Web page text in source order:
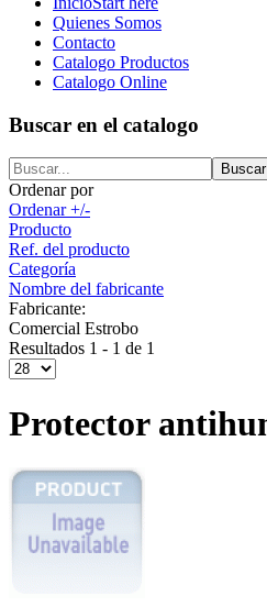
Quienes Somos
Contacto
Catalogo Productos
Catalogo Online
Buscar en el catalogo
Ordenar por
Ordenar +/-
Producto
Ref. del producto
Categoría
Nombre del fabricante
Fabricante:
Comercial Estrobo
Resultados 1 - 1 de 1
Protector